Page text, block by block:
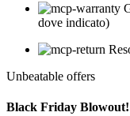
dove indicato)
Unbeatable offers
Black Friday Blowout!